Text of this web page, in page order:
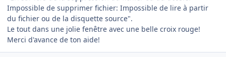
Impossible de supprimer fichier: Impossible de lire à partir
du fichier ou de la disquette source".
Le tout dans une jolie fenêtre avec une belle croix rouge!
Merci d'avance de ton aide!